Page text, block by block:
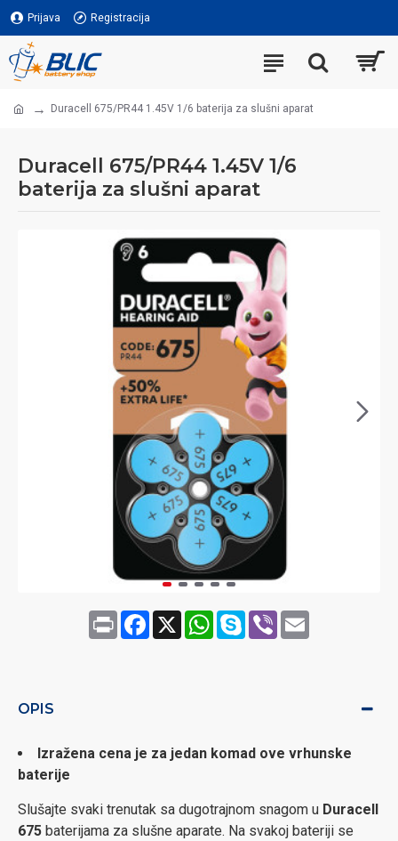
Prijava Registracija
Duracell 675/PR44 1.45V 1/6 baterija za slušni aparat
Duracell 675/PR44 1.45V 1/6
baterija za slušni aparat
Print Facebook
X WhatsApp
SkypeViberEmail
OPIS
Izražena cena je za jedan komad ove vrhunske
baterije
Slušajte svaki trenutak sa dugotrajnom snagom u Duracell
675 baterijama za slušne aparate. Na svakoj bateriji se